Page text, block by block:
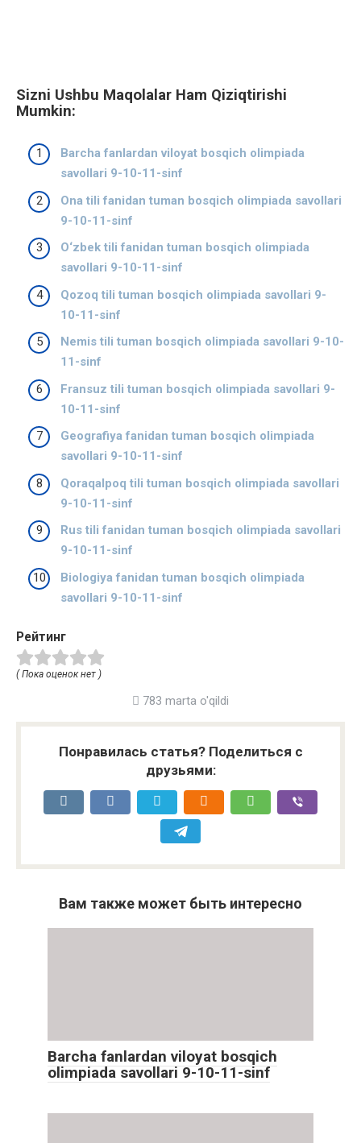
Sizni Ushbu Maqolalar Ham Qiziqtirishi
Mumkin:
Barcha fanlardan viloyat bosqich olimpiada
savollari 9-10-11-sinf
Ona tili fanidan tuman bosqich olimpiada savollari
9-10-11-sinf
O‘zbek tili fanidan tuman bosqich olimpiada
savollari 9-10-11-sinf
Qozoq tili tuman bosqich olimpiada savollari 9-
10-11-sinf
Nemis tili tuman bosqich olimpiada savollari 9-10-
11-sinf
Fransuz tili tuman bosqich olimpiada savollari 9-
10-11-sinf
Geografiya fanidan tuman bosqich olimpiada
savollari 9-10-11-sinf
Qoraqalpoq tili tuman bosqich olimpiada savollari
9-10-11-sinf
Rus tili fanidan tuman bosqich olimpiada savollari
9-10-11-sinf
Biologiya fanidan tuman bosqich olimpiada
savollari 9-10-11-sinf
Рейтинг
( Пока оценок нет )
783 marta o'qildi
Понравилась статья? Поделиться с
друзьями:
Вам также может быть интересно
Barcha fanlardan viloyat bosqich
olimpiada savollari 9-10-11-sinf